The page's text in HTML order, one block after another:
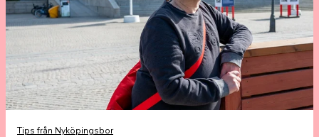
Tips från Nyköpingsbor